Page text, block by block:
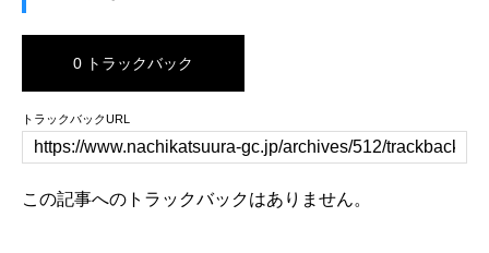
0 トラックバック
トラックバックURL
この記事へのトラックバックはありません。